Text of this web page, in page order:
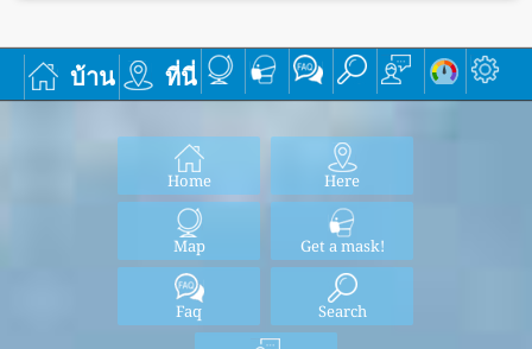
บ้าน ที่นี่
Home Here
Map Get a mask!
Faq Search